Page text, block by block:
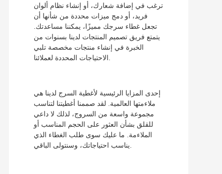
ترغب في إضافة شعارك، أو إنشاء نظام ألوان
فريد، أو دمج ميزات محددة من شأنها أن
تجعل غطاء سرجك مميزًا، يمكننا مساعدتك.
يتمتع فريق تصميم المنتجات لدينا بسنوات من
الخبرة في إنشاء منتجات مخصصة تلبي
الاحتياجات المحددة لعملائنا.
إحدى المزايا الرئيسية لأغطية السرج لدينا هي
ملاءمتها العالمية. لقد صممنا أغطيتنا لتناسب
مجموعة واسعة من السروج، لذلك لا داعي
للقلق بشأن العثور على الحجم المناسب أو
الملاءمة. ما عليك سوى طلب الغطاء الذي